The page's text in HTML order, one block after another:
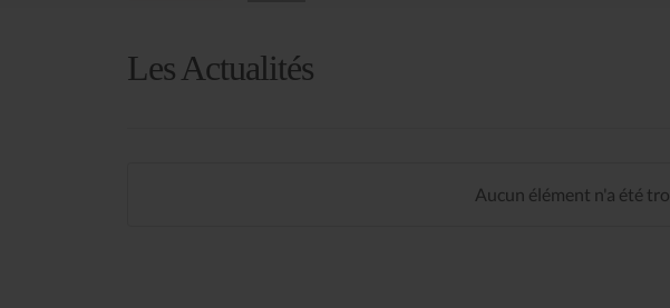
Les Actualités
Aucun élément n'a été